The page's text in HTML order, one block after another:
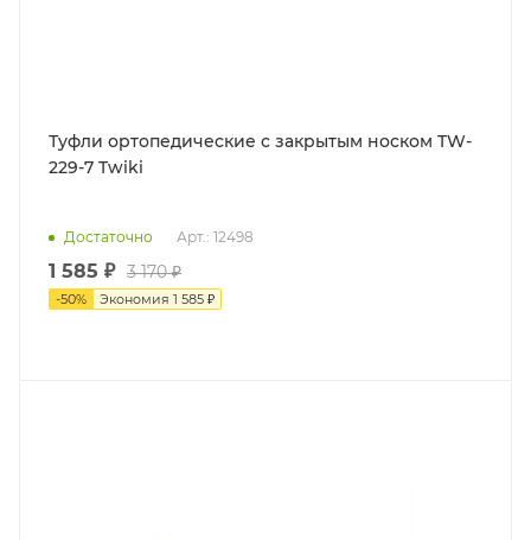
Туфли ортопедические с закрытым носком TW-
229-7 Twiki
Достаточно Арт.: 12498
1 585 ₽ 3 170 ₽
-50% Экономия 1 585 ₽